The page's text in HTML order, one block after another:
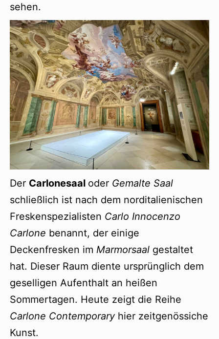
sehen.
Der Carlonesaal oder Gemalte Saal
schließlich ist nach dem norditalienischen
Freskenspezialisten Carlo Innocenzo
Carlone benannt, der einige
Deckenfresken im Marmorsaal gestaltet
hat. Dieser Raum diente ursprünglich dem
geselligen Aufenthalt an heißen
Sommertagen. Heute zeigt die Reihe
Carlone Contemporaryhier zeitgenössiche
Kunst.